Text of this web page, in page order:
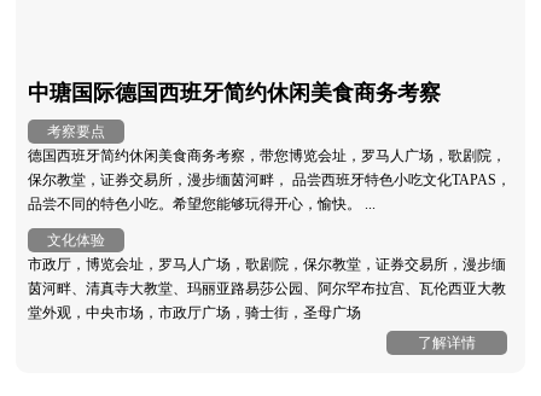
中瑭国际德国西班牙简约休闲美食商务考察
考察要点
德国西班牙简约休闲美食商务考察，带您博览会址，罗马人广场，歌剧院，
保尔教堂，证券交易所，漫步缅茵河畔， 品尝西班牙特色小吃文化TAPAS，
品尝不同的特色小吃。希望您能够玩得开心，愉快。 ...
文化体验
市政厅，博览会址，罗马人广场，歌剧院，保尔教堂，证券交易所，漫步缅
茵河畔、清真寺大教堂、玛丽亚路易莎公园、阿尔罕布拉宫、瓦伦西亚大教
堂外观，中央市场，市政厅广场，骑士街，圣母广场
了解详情